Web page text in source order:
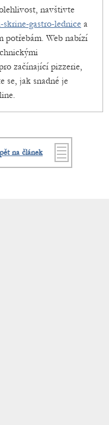
navštivte
gastro-lednice a
potřebám. Web nabízí
začínající pizzerie,
se, jak snadné je
na článek